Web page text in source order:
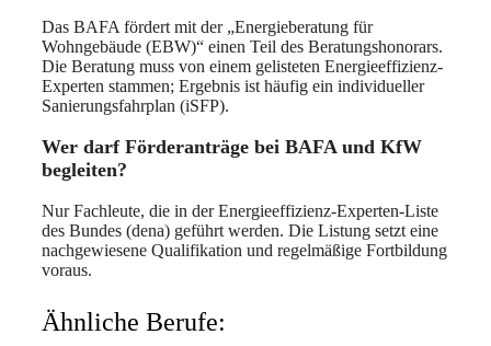
Das BAFA fördert mit der „Energieberatung für
Wohngebäude (EBW)“ einen Teil des Beratungshonorars.
Die Beratung muss von einem gelisteten Energieeffizienz-
Experten stammen; Ergebnis ist häufig ein individueller
Sanierungsfahrplan (iSFP).
Wer darf Förderanträge bei BAFA und KfW
begleiten?
Nur Fachleute, die in der Energieeffizienz-Experten-Liste
des Bundes (dena) geführt werden. Die Listung setzt eine
nachgewiesene Qualifikation und regelmäßige Fortbildung
voraus.
Ähnliche Berufe: